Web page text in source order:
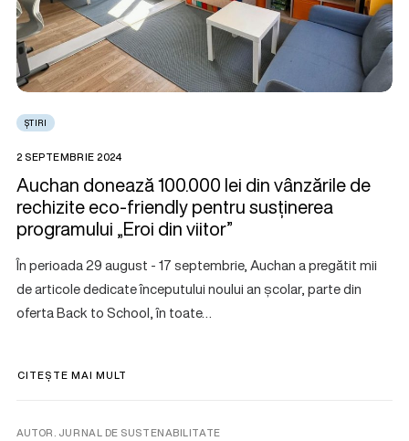
ȘTIRI
2 SEPTEMBRIE 2024
Auchan donează 100.000 lei din vânzările de
rechizite eco-friendly pentru susținerea
programului „Eroi din viitor”
În perioada 29 august - 17 septembrie, Auchan a pregătit mii
de articole dedicate începutului noului an școlar, parte din
oferta Back to School, în toate…
CITEȘTE MAI MULT
AUTOR. JURNAL DE SUSTENABILITATE